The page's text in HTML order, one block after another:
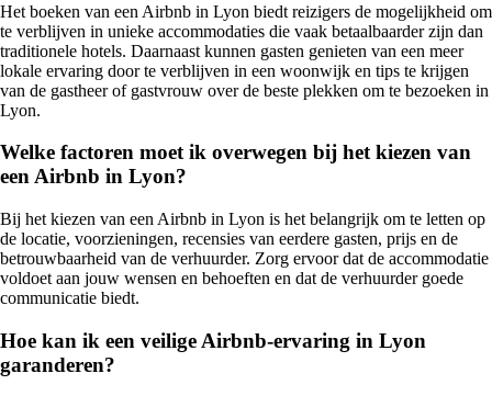
Het boeken van een Airbnb in Lyon biedt reizigers de mogelijkheid om
te verblijven in unieke accommodaties die vaak betaalbaarder zijn dan
traditionele hotels. Daarnaast kunnen gasten genieten van een meer
lokale ervaring door te verblijven in een woonwijk en tips te krijgen
van de gastheer of gastvrouw over de beste plekken om te bezoeken in
Lyon.
Welke factoren moet ik overwegen bij het kiezen van
een Airbnb in Lyon?
Bij het kiezen van een Airbnb in Lyon is het belangrijk om te letten op
de locatie, voorzieningen, recensies van eerdere gasten, prijs en de
betrouwbaarheid van de verhuurder. Zorg ervoor dat de accommodatie
voldoet aan jouw wensen en behoeften en dat de verhuurder goede
communicatie biedt.
Hoe kan ik een veilige Airbnb-ervaring in Lyon
garanderen?